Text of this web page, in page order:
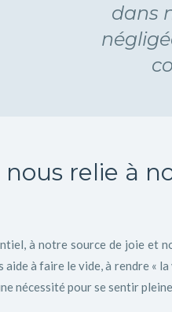
dans
relie à
à notre source de joie et
à faire le vide, à rendre « la
nécessité pour se sentir